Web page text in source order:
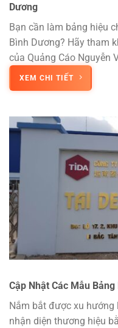
Dương
Bạn cần làm bảng hiệu
Bình Dương? Hãy tham
của Quảng Cáo Nguyễn
XEM CHI TIẾT
Cập Nhật Các Mẫu
Nắm bắt được xu hướng
nhận diện thương hiệu